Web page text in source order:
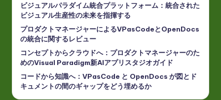
ビジュアルパラダイム統合プラットフォーム：統合された
ビジュアル生産性の未来を指揮する
プロダクトマネージャーによるVPasCodeとOpenDocs
の統合に関するレビュー
コンセプトからクラウドへ：プロダクトマネージャーのた
めのVisual Paradigm新AIアプリスタジオガイド
コードから知識へ：VPasCode と OpenDocs が図とド
キュメントの間のギャップをどう埋めるか